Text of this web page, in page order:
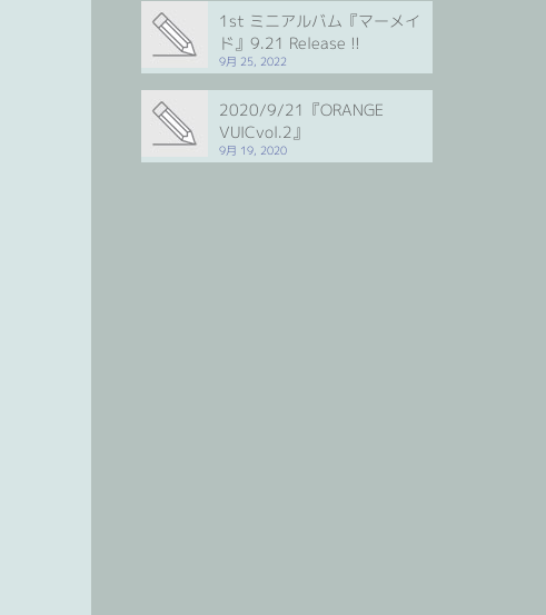
1st ミニアルバム『マーメイ
ド』9.21 Release !!
9月 25, 2022
2020/9/21『ORANGE
VUICvol.2』
9月 19, 2020